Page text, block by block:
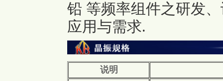
铅 等频率组件之研发
应用与需求.
说明